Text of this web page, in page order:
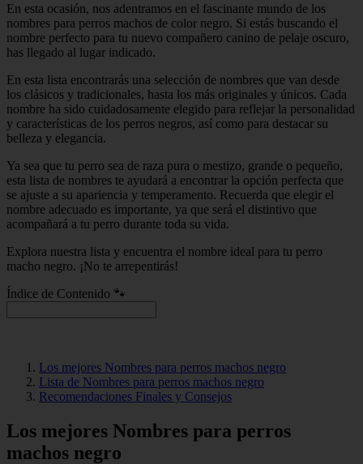
En esta ocasión, nos adentramos en el fascinante mundo de los
nombres para perros machos de color negro. Si estás buscando el
nombre perfecto para tu nuevo compañero canino de pelaje oscuro,
has llegado al lugar indicado.
En esta lista encontrarás una selección de nombres que van desde
los clásicos y tradicionales, hasta los más originales y únicos. Cada
nombre ha sido cuidadosamente elegido para reflejar la personalidad
y características de los perros negros, así como para destacar su
belleza y elegancia.
Ya sea que tu perro sea de raza pura o mestizo, grande o pequeño,
esta lista de nombres te ayudará a encontrar la opción perfecta que
se ajuste a su apariencia y temperamento. Recuerda que elegir el
nombre adecuado es importante, ya que será el distintivo que
acompañará a tu perro durante toda su vida.
Explora nuestra lista y encuentra el nombre ideal para tu perro
macho negro. ¡No te arrepentirás!
Índice de Contenido 🐾
Los mejores Nombres para perros machos negro
Lista de Nombres para perros machos negro
Recomendaciones Finales y Consejos
Los mejores Nombres para perros
machos negro